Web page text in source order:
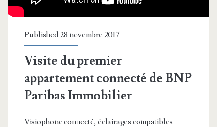
Published 28 novembre 2017
Visite du premier
appartement connecté de BNP
Paribas Immobilier
Visiophone connecté, éclairages compatibles